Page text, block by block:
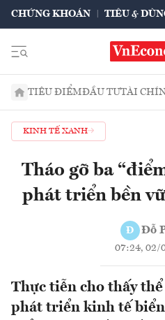
CHỨNG KHOÁN TIÊU &
TIÊU ĐIỂMĐẦU TƯTÀI
KINH TẾ XANH
Tháo gỡ ba
phát triển bền
Đ Đỗ
07:24, 02/
Thực tiễn cho thấy
phát triển kinh tế